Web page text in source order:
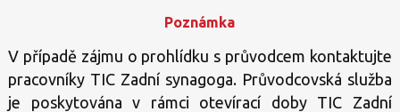
Poznámka
V případě zájmu o prohlídku s průvodcem kontaktujte
pracovníky TIC Zadní synagoga. Průvodcovská služba
je poskytována v rámci otevírací doby TIC Zadní